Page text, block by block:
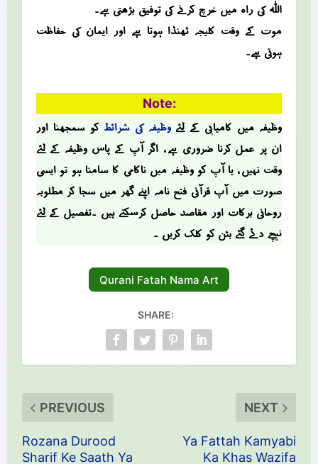
اللہ کی راہ میں خرچ کرنے کی توفیق بڑھتی ہے۔
موت کے وقت کلیجہ ٹھنڈا ہوتا ہے اور ایمان کی حفاظت
ہوتی ہے۔
Note:
وظیفہ میں کامیابی کے لئے وظیفہ کی شرائط کو سمجھنا اور
ان پر عمل کرنا ضروری ہے ، اگر آپ کے پاس وظیفہ کے لئے
وقت نہیں ، یا آپ کو وظیفہ میں ناکامی کا سامنا ہو تو ایسی
صؤرت میں آپ قرآنی فتح نامہ اپنے گھر میں سجا کر مطلوبہ
روحانی برکات اور مقاصد حاصل کرسکتے ہیں ۔تفصیل کے لئے
نیچے دئے گئے بٹن کو کلک کریں ۔
Qurani Fatah Nama Art
SHARE:
PREVIOUS
Rozana Durood
Sharif Ke Saath Ya
NEXT
Ya Fattah Kamyabi
Ka Khas Wazifa